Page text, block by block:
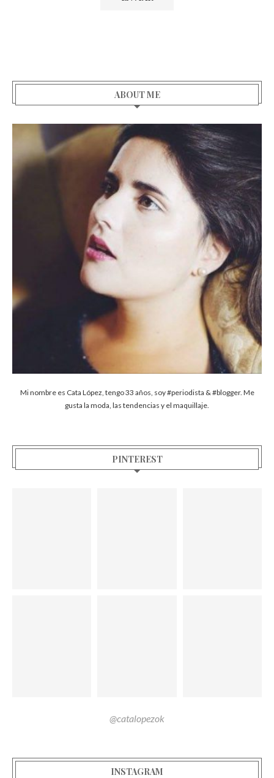
ABOUT ME
Mi nombre es Cata López, tengo 33 años, soy #periodista & #blogger. Me
gusta la moda, las tendencias y el maquillaje.
PINTEREST
@catalopezok
INSTAGRAM